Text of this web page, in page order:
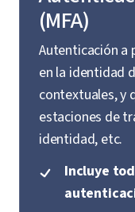
(MFA)
Autenticación a
en la identidad
contextuales, y
estaciones de
identidad, etc.
Incluye